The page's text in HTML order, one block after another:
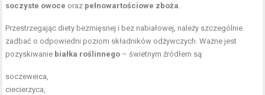
soczyste owoce oraz pełnowartościowe zboża
Przestrzegając diety bezmięsnej i bez nabiałowej, należy szczególnie
zadbać o odpowiedni poziom składników odżywczych. Ważne jest
pozyskiwanie białka roślinnego – świetnym źródłem są:
soczeweica,
ciecierzyca,